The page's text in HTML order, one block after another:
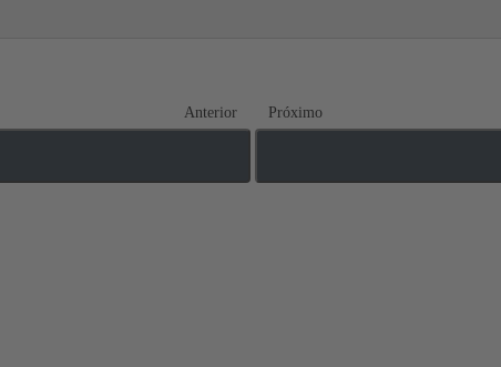
Anterior Próximo